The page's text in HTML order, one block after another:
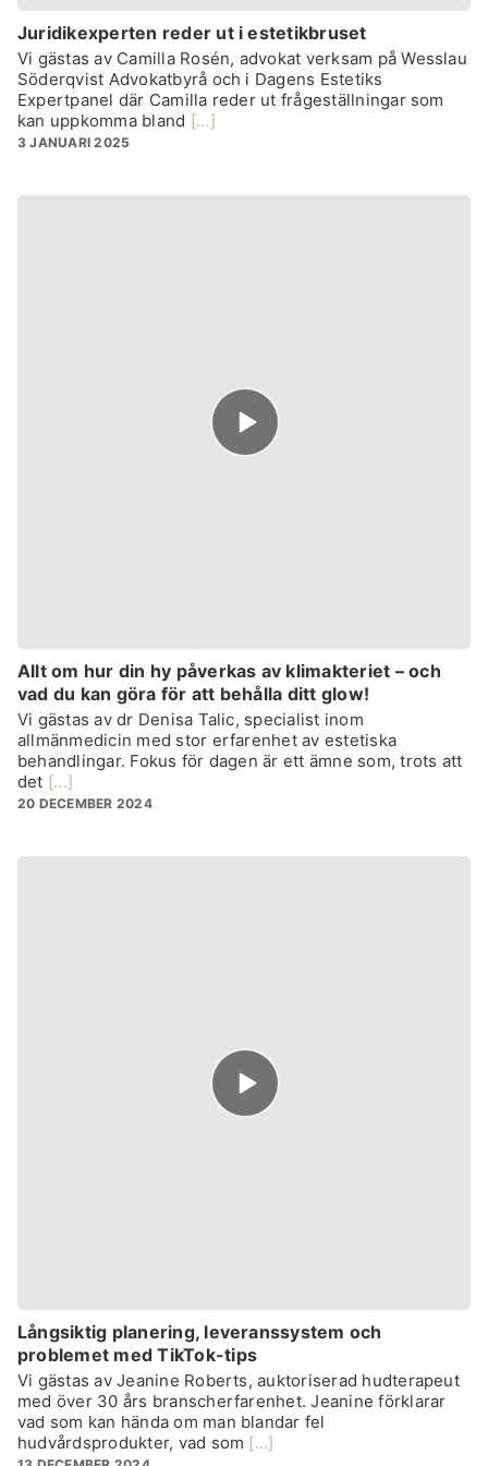
Juridikexperten reder ut i estetikbruset
Vi gästas av Camilla Rosén, advokat verksam på Wesslau
Söderqvist Advokatbyrå och i Dagens Estetiks
Expertpanel där Camilla reder ut frågeställningar som
kan uppkomma bland [...]
3 JANUARI 2025
Episode
play
icon
Allt om hur din hy påverkas av klimakteriet – och
vad du kan göra för att behålla ditt glow!
Vi gästas av dr Denisa Talic, specialist inom
allmänmedicin med stor erfarenhet av estetiska
behandlingar. Fokus för dagen är ett ämne som, trots att
det [...]
20 DECEMBER 2024
Episode
play
icon
Långsiktig planering, leveranssystem och
problemet med TikTok-tips
Vi gästas av Jeanine Roberts, auktoriserad hudterapeut
med över 30 års branscherfarenhet. Jeanine förklarar
vad som kan hända om man blandar fel
hudvårdsprodukter, vad som [...]